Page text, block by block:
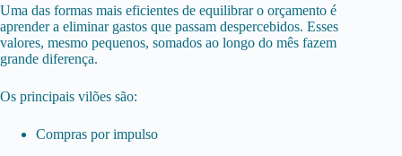
Uma das formas mais eficientes de equilibrar o orçamento é
aprender a eliminar gastos que passam despercebidos. Esses
valores, mesmo pequenos, somados ao longo do mês fazem
grande diferença.
Os principais vilões são:
Compras por impulso